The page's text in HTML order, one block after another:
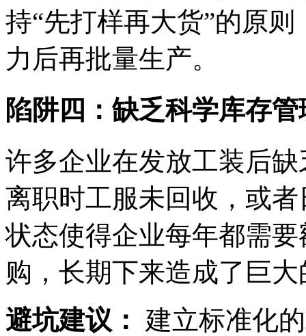
持“先打样再大货”的原
力后再批量生产。
陷阱四：缺乏科学库存
许多企业在发放工装后
离职时工服未回收，或
状态使得企业每年都需
购，长期下来造成了巨
避坑建议：
建立标准化